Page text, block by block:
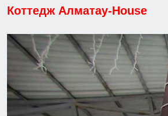
Коттедж Алматау-House